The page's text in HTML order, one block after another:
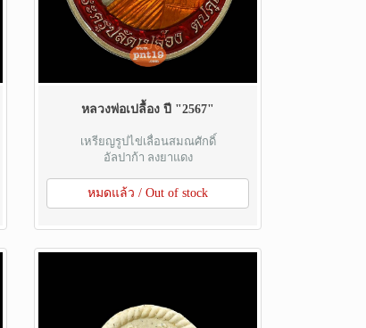
หลวงพ่อเปลื้อง ปี "2567"
เหรียญรูปไข่เลื่อนสมณศักดิ์
อัลปาก้า ลงยาแดง
หมดแล้ว / Out of stock